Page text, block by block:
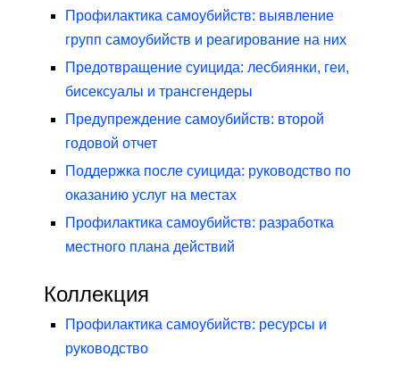
Профилактика самоубийств: выявление
групп самоубийств и реагирование на них
Предотвращение суицида: лесбиянки, геи,
бисексуалы и трансгендеры
Предупреждение самоубийств: второй
годовой отчет
Поддержка после суицида: руководство по
оказанию услуг на местах
Профилактика самоубийств: разработка
местного плана действий
Коллекция
Профилактика самоубийств: ресурсы и
руководство